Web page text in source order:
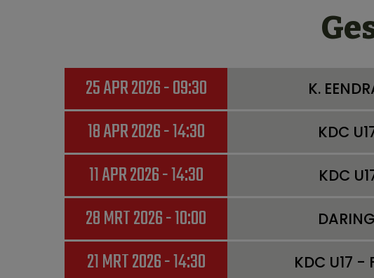
25 APR 2026 - 09:30 K.
18 APR 2026 - 14:30 KDC
11 APR 2026 - 14:30 KDC
28 MRT 2026 - 10:00
21 MRT 2026 - 14:30 KDC U17 -